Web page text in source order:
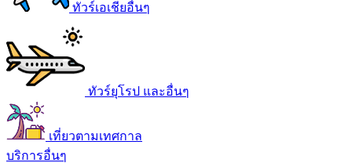
ทัวร์เอเชียอื่นๆ
ทัวร์ยุโรป และอื่นๆ
เที่ยวตามเทศกาล
บริการอื่นๆ